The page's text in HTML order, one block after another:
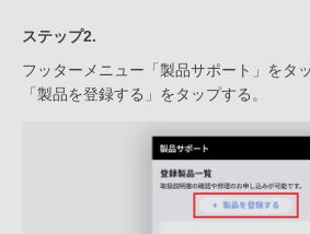
ステップ2.
フッターメニュー「製品サポート」をタ
「製品を登録する」をタップする。